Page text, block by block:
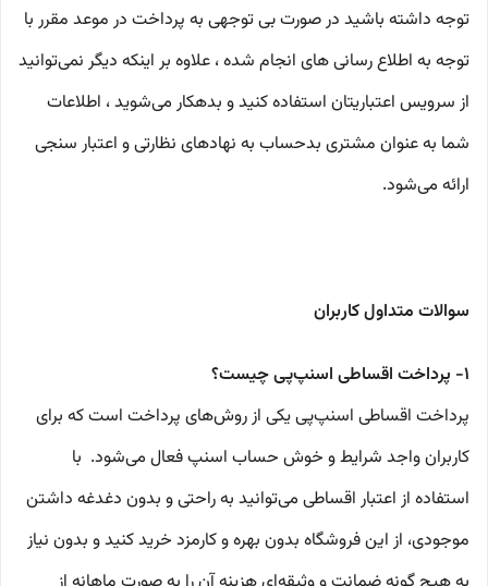
توجه داشته باشید در صورت بی‌ توجهی به پرداخت در موعد مقرر با
توجه به اطلاع‌ رسانی‌ های انجام شده ، علاوه بر اینکه دیگر نمی‌توانید
از سرویس اعتباریتان استفاده کنید و بدهکار می‌شوید ، اطلاعات
شما به عنوان مشتری بد‌حساب به نهادهای نظارتی و اعتبار سنجی
ارائه می‌شود.
سوالات متداول کاربران
۱- پرداخت اقساطی اسنپ‌پی چیست؟
پرداخت اقساطی اسنپ‌پی یکی از روش‌های پرداخت است که برای
کاربران واجد شرایط و خوش حساب اسنپ فعال می‌شود. با
استفاده از اعتبار اقساطی می‌توانید به راحتی و بدون دغدغه داشتن
موجودی، از این فروشگاه‌ بدون بهره و کارمزد خرید کنید و بدون نیاز